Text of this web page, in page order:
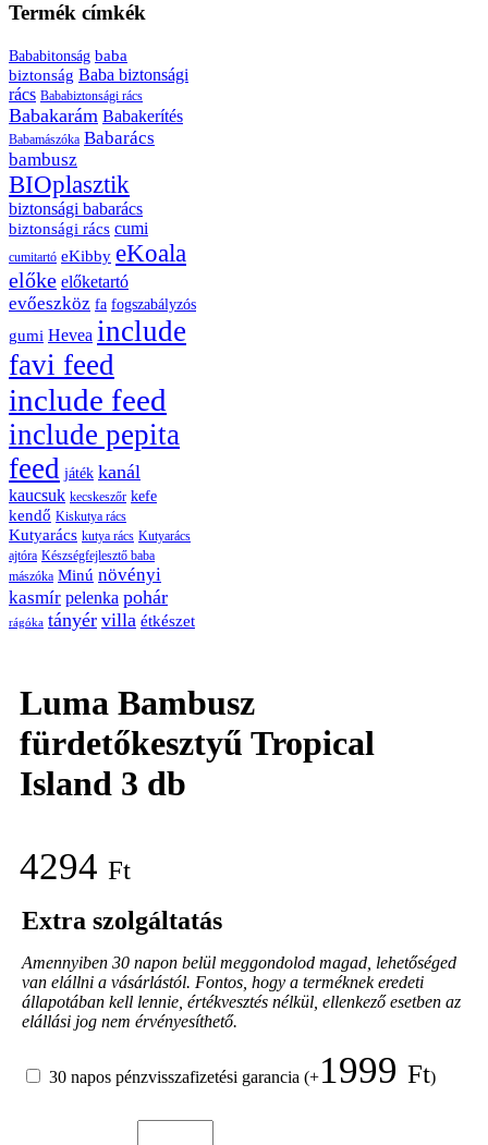
Termék címkék
Bababitonság baba
biztonság Baba biztonsági
rács Bababiztonsági rács
Babakarám Babakerítés
Babamászóka Babarács
bambusz
BIOplasztik
biztonsági babarács
biztonsági rács cumi
cumitartó eKibby eKoala
előke előketartó
evőeszköz fa fogszabályzós
gumi Hevea include
favi feed
include feed
include pepita
feed játék kanál
kaucsuk kecskeszőr kefe
kendő Kiskutya rács
Kutyarács kutya rács Kutyarács
ajtóra Készségfejlesztő baba
mászóka Minú növényi
kasmír pelenka pohár
rágóka tányér villa étkészet
Luma Bambusz
fürdetőkesztyű Tropical
Island 3 db
4294 Ft
Extra szolgáltatás
Amennyiben 30 napon belül meggondolod magad, lehetőséged
van elállni a vásárlástól. Fontos, hogy a terméknek eredeti
állapotában kell lennie, értékvesztés nélkül, ellenkező esetben az
elállási jog nem érvényesíthető.
30 napos pénzvisszafizetési garancia (+1999 Ft)